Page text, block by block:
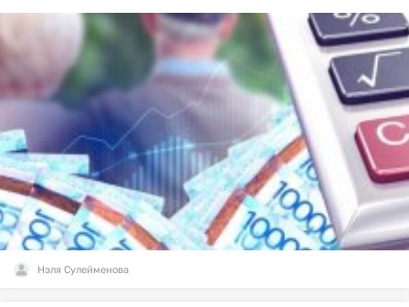
Нэля Сулейменова